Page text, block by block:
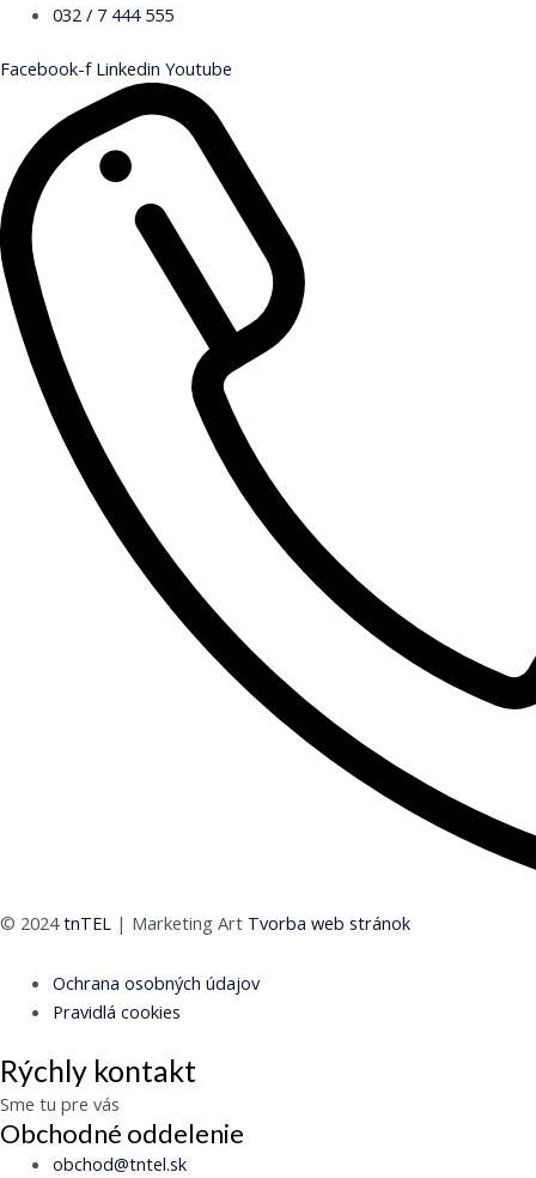
032 / 7 444 555
Facebook-f Linkedin Youtube
© 2024tnTEL | Marketing Art Tvorba web stránok
Ochrana osobných údajov
Pravidlá cookies
Rýchly kontakt
Sme tu pre vás
Obchodné oddelenie
obchod@tntel.sk